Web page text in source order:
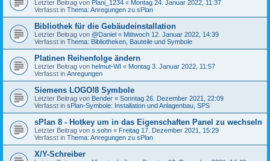
Letzter Beitrag von Plani_1234 « Montag 24. Januar 2022, 11:37
Verfasst in Thema: Anregungen zu sPlan
Bibliothek für die Gebäudeinstallation
Letzter Beitrag von @Daniel « Mittwoch 12. Januar 2022, 14:39
Verfasst in Thema: Bibliotheken, Bauteile und Symbole
Platinen Reihenfolge ändern
Letzter Beitrag von helmut-WI « Montag 3. Januar 2022, 11:57
Verfasst in Anregungen
Siemens LOGO!8 Symbole
Letzter Beitrag von Bender « Sonntag 26. Dezember 2021, 22:09
Verfasst in sPlan-Symbole: Installation und Anlagenbau, SPS
sPlan 8 - Hotkey um in das Eigenschaften Panel zu wechseln
Letzter Beitrag von s.sohn « Freitag 17. Dezember 2021, 15:29
Verfasst in Thema: Anregungen zu sPlan
X/Y-Schreiber